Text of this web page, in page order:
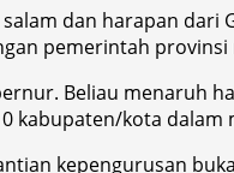
dan harapan
pemerintah
Beliau menaruh
kota dalam
kepengurusan